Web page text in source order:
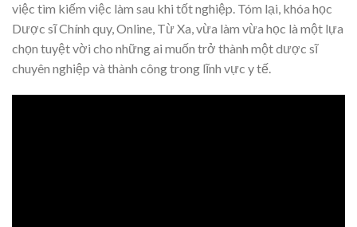
việc tìm kiếm việc làm sau khi tốt nghiệp. Tóm lại, khóa học
Dược sĩ Chính quy, Online, Từ Xa, vừa làm vừa học là một lựa
chọn tuyệt vời cho những ai muốn trở thành một dược sĩ
chuyên nghiệp và thành công trong lĩnh vực y tế.